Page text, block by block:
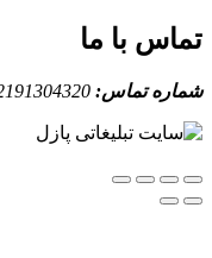
با ما
تماس:02191304320